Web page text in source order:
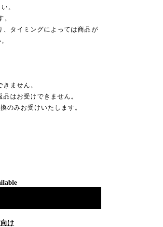
。
、タイミングによっては商品が
ません。
はお受けできません。
のみお受けいたします。
け